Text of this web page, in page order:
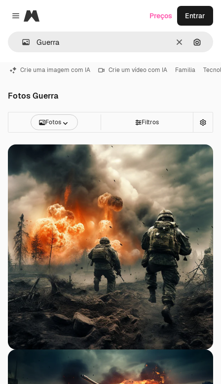
Close menu
Magnific
Limpar
Preços Entrar
Crie uma imagem com IA Crie um vídeo com IA Familia
Fotos Guerra
Fotos Filtros